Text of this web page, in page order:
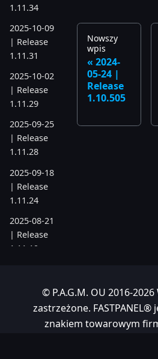
1.11.34
2025-10-09
| Release
1.11.31
2025-10-02
| Release
1.11.29
2025-09-25
| Release
1.11.28
2025-09-18
| Release
1.11.24
2025-08-21
| Release
1.11.19
| Release
Nowszy
wpis
2024-
05-24 |
Release
1.10.505
© P.A.G.M. OU 2016-
zastrzeżone.
znakiem towarowym